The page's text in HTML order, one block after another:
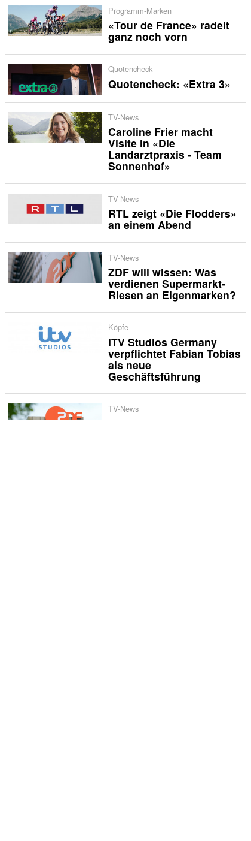
Programm-Marken
«Tour de France» radelt
ganz noch vorn
Quotencheck
Quotencheck: «Extra 3»
TV-News
Caroline Frier macht
Visite in «Die
Landarztpraxis - Team
Sonnenhof»
TV-News
RTL zeigt «Die Flodders»
an einem Abend
TV-News
ZDF will wissen: Was
verdienen Supermarkt-
Riesen an Eigenmarken?
Köpfe
ITV Studios Germany
verpflichtet Fabian Tobias
als neue
Geschäftsführung
TV-News
Im Zweiten heißt es bald: